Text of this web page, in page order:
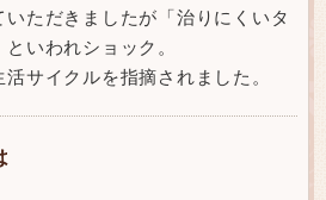
ただきましたが「治りにくいタ
いわれショック。
サイクルを指摘されました。